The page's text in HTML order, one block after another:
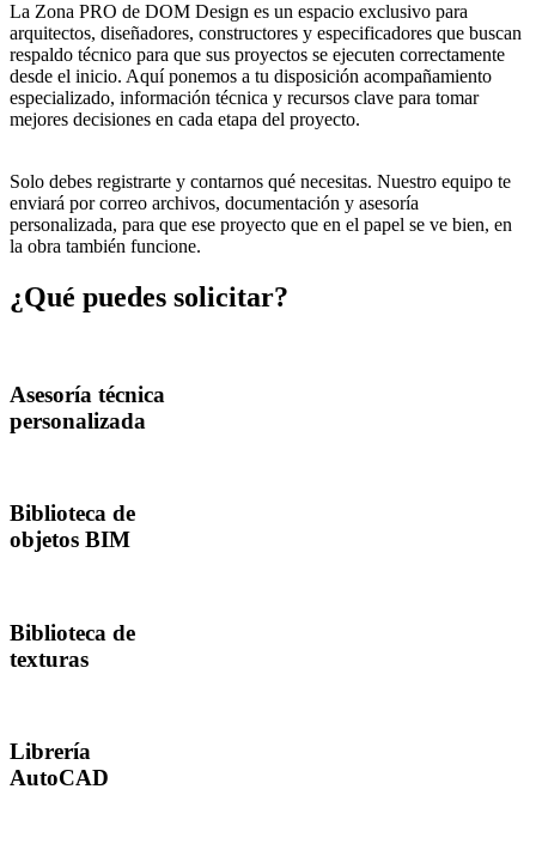
La Zona PRO de DOM Design es un espacio exclusivo para
arquitectos, diseñadores, constructores y especificadores que buscan
respaldo técnico para que sus proyectos se ejecuten correctamente
desde el inicio. Aquí ponemos a tu disposición acompañamiento
especializado, información técnica y recursos clave para tomar
mejores decisiones en cada etapa del proyecto.
Solo debes registrarte y contarnos qué necesitas. Nuestro equipo te
enviará por correo archivos, documentación y asesoría
personalizada, para que ese proyecto que en el papel se ve bien, en
la obra también funcione.
¿Qué puedes solicitar?
Asesoría técnica
personalizada
Biblioteca de
objetos BIM
Biblioteca de
texturas
Librería
AutoCAD